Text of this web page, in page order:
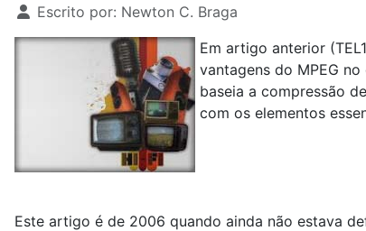
Escrito por: Newton C. Braga
Em artigo anterior
vantagens do MPEG
baseia a compressão
com os elementos
Este artigo é de 2006 quando ainda não estava